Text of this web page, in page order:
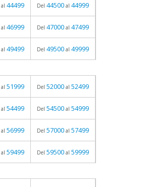
al 44499 Del 44500 al 44999
al 46999 Del 47000 al 47499
al 49499 Del 49500 al 49999
al 51999 Del 52000 al 52499
al 54499 Del 54500 al 54999
al 56999 Del 57000 al 57499
al 59499 Del 59500 al 59999